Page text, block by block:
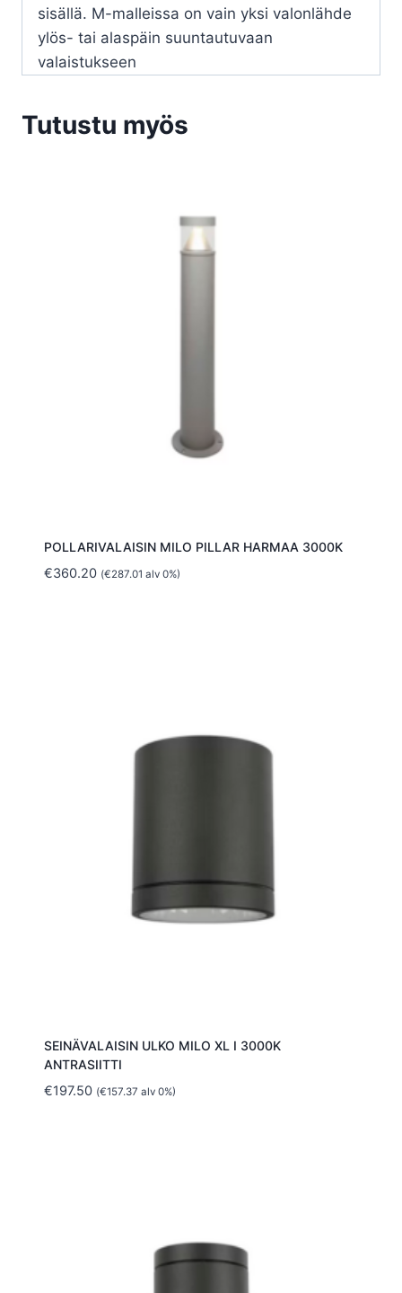
sisällä. M-malleissa on vain yksi valonlähde
ylös- tai alaspäin suuntautuvaan
valaistukseen
Tutustu myös
POLLARIVALAISIN MILO PILLAR HARMAA 3000K
€360.20 (€287.01 alv 0%)
SEINÄVALAISIN ULKO MILO XL I 3000K
ANTRASIITTI
€197.50 (€157.37 alv 0%)